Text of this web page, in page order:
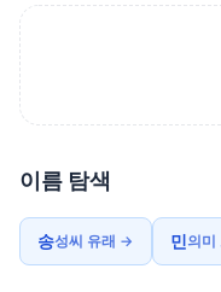
이름 탐색
송성씨 유래 → 민의미